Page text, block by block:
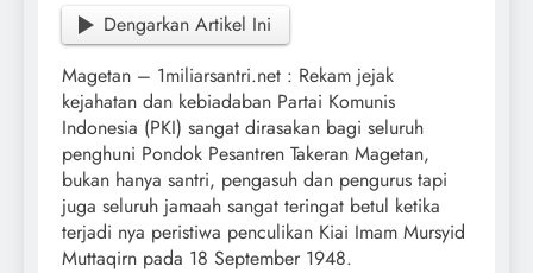
Dengarkan Artikel Ini
Magetan – 1miliarsantri.net : Rekam jejak
kejahatan dan kebiadaban Partai Komunis
Indonesia (PKI) sangat dirasakan bagi seluruh
penghuni Pondok Pesantren Takeran Magetan,
bukan hanya santri, pengasuh dan pengurus tapi
juga seluruh jamaah sangat teringat betul ketika
terjadi nya peristiwa penculikan Kiai Imam Mursyid
Muttaqirn pada 18 September 1948.